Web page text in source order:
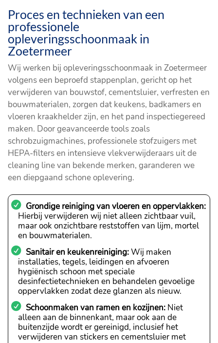
Proces en technieken van een
professionele
opleveringsschoonmaak in
Zoetermeer
Wij werken bij opleveringsschoonmaak in Zoetermeer
volgens een beproefd stappenplan, gericht op het
verwijderen van bouwstof, cementsluier, verfresten en
bouwmaterialen, zorgen dat keukens, badkamers en
vloeren kraakhelder zijn, en het pand inspectiegereed
maken. Door geavanceerde tools zoals
schrobzuigmachines, professionele stofzuigers met
HEPA-filters en intensieve vlekverwijderaars uit de
cleaning line van bekende merken, garanderen we
een diepgaand schone oplevering.
Grondige reiniging van vloeren en oppervlakken:
Hierbij verwijderen wij niet alleen zichtbaar vuil,
maar ook onzichtbare reststoffen van lijm, mortel
en bouwmaterialen.
Sanitair en keukenreiniging:Wij maken
installaties, tegels, leidingen en afvoeren
hygiënisch schoon met speciale
desinfectietechnieken en behandelen gevoelige
oppervlakken zodat deze glanzen als nieuw.
Schoonmaken van ramen en kozijnen: Niet
alleen aan de binnenkant, maar ook aan de
buitenzijde wordt er gereinigd, inclusief het
verwijderen van stickers en cementsluier met